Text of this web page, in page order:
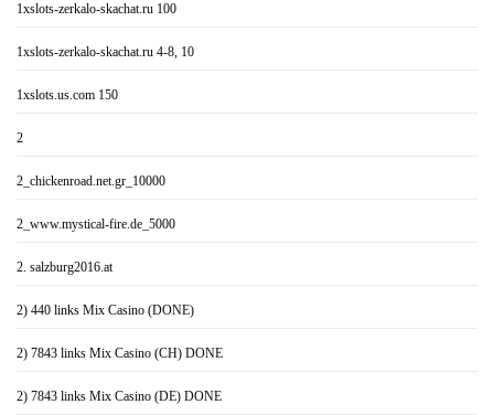
1xslots-zerkalo-skachat.ru 100
1xslots-zerkalo-skachat.ru 4-8, 10
1xslots.us.com 150
2
2_chickenroad.net.gr_10000
2_www.mystical-fire.de_5000
2. salzburg2016.at
2) 440 links Mix Casino (DONE)
2) 7843 links Mix Casino (CH) DONE
2) 7843 links Mix Casino (DE) DONE